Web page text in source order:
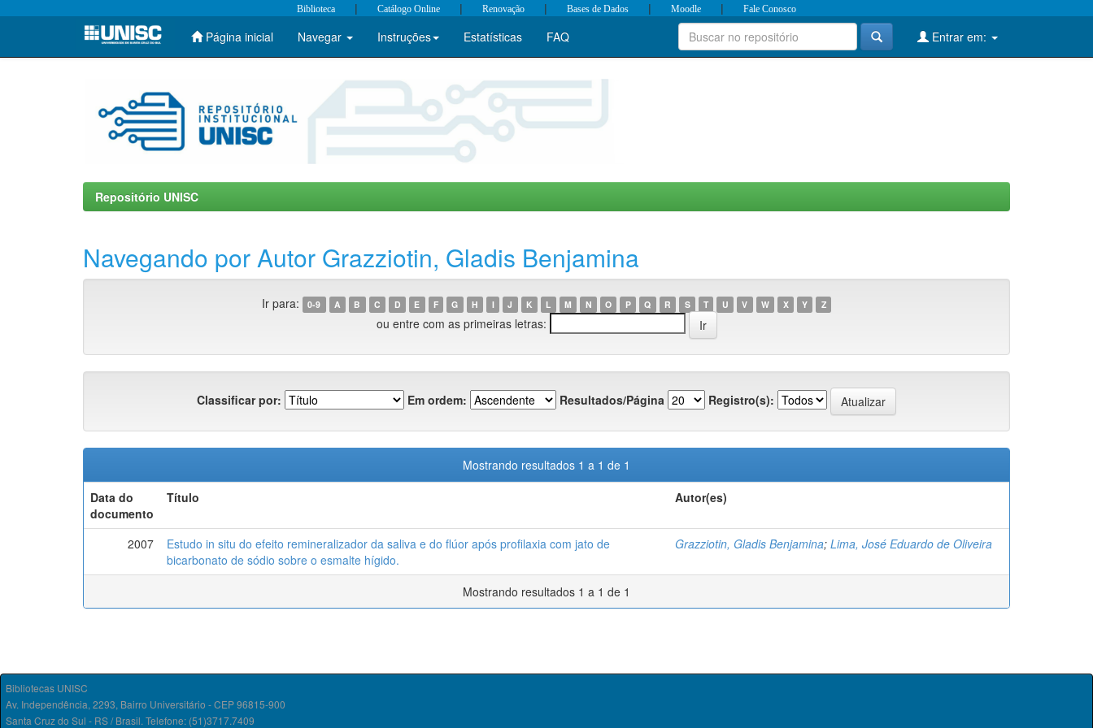
Skip
Biblioteca | Catálogo Online | Renovação | Bases de Dados | Moodle | Fale Conosco
Página inicial Navegar Instruções Estatísticas FAQ Entrar em:
Repositório UNISC
Navegando por Autor Grazziotin, Gladis Benjamina
Ir para: 0-9 A B C D E F G H I J K L M N O P Q R S T U V W X Y Z
ou entre com as primeiras letras:
Classificar por: Em ordem: Resultados/Página Registro(s):
Mostrando resultados 1 a 1 de 1
Data do
documento
Título Autor(es)
2007
Estudo in situ do efeito remineralizador da saliva e do flúor após profilaxia com jato de
bicarbonato de sódio sobre o esmalte hígido.
Grazziotin, Gladis Benjamina; Lima, José Eduardo de Oliveira
Mostrando resultados 1 a 1 de 1
Bibliotecas UNISC
Av. Independência, 2293, Bairro Universitário - CEP 96815-900
Santa Cruz do Sul - RS / Brasil. Telefone: (51)3717.7409